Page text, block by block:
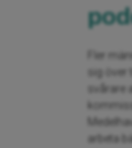
Fler
sig
svårare
arbeta